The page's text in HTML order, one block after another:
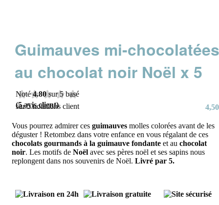
Guimauves mi-
au chocolat noir Noël x 5
Noté4.80 sur 5 basé
sur5notations client
(5avis client) 4,50
Vous pourrez admirer ces guimauves molles colorées avant de les
déguster ! Retombez dans votre enfance en vous régalant de ces
chocolats gourmands à la guimauve fondante et au chocolat
noir. Les motifs de Noël avec ses pères noël et ses sapins nous
replongent dans nos souvenirs de Noël. Livré par 5.